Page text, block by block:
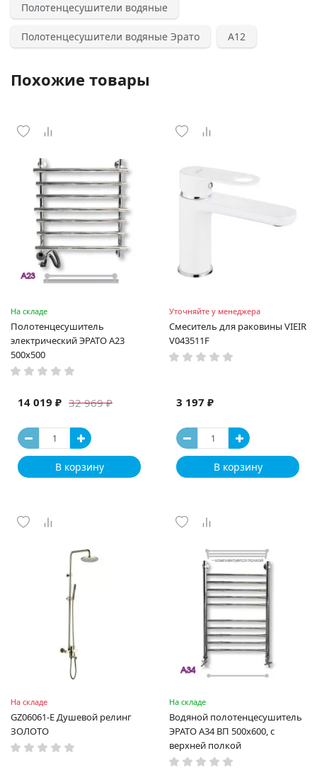
Полотенцесушители водяные
Полотенцесушители водяные Эрато А12
Похожие товары
На складе
Полотенцесушитель
электрический ЭРАТО А23
500x500
32 969 ₽
14 019 ₽
В корзину
Уточняйте у менеджера
Смеситель для раковины VIEIR
V043511F
3 197 ₽
В корзину
На складе
GZ06061-Е Душевой релинг
ЗОЛОТО
На складе
Водяной полотенцесушитель
ЭРАТО А34 ВП 500x600, с
верхней полкой